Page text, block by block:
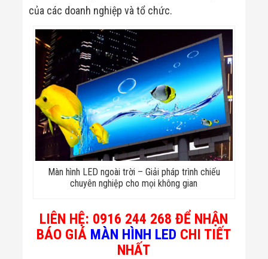
Dự Án Ngành
Giáo Dục -
Trường Học
Dự Án Ngành
Điện Tử
Dự Án Ngành
Công An - Quân
Đội
Dự Án Khối Nhà
Máy
Dự Án Kho
Xưởng -
Logistics
Tin Tức
Tin Tuyển Dụng
Liên Hệ
của các doanh nghiệp và tổ chức.
Màn hình LED ngoài trời – Giải pháp trình chiếu
chuyên nghiệp cho mọi không gian
LIÊN HỆ: 0916 244 268 ĐỂ NHẬN
BÁO GIÁ MÀN HÌNH LED CHI TIẾT
NHẤT